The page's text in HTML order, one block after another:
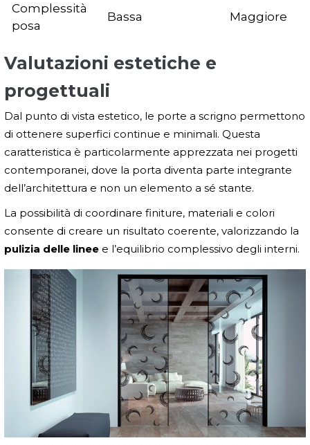
Complessità
posa
Bassa Maggiore
Valutazioni estetiche e
progettuali
Dal punto di vista estetico, le porte a scrigno permettono
di ottenere superfici continue e minimali. Questa
caratteristica è particolarmente apprezzata nei progetti
contemporanei, dove la porta diventa parte integrante
dell’architettura e non un elemento a sé stante.
La possibilità di coordinare finiture, materiali e colori
consente di creare un risultato coerente, valorizzando la
pulizia delle linee e l’equilibrio complessivo degli interni.